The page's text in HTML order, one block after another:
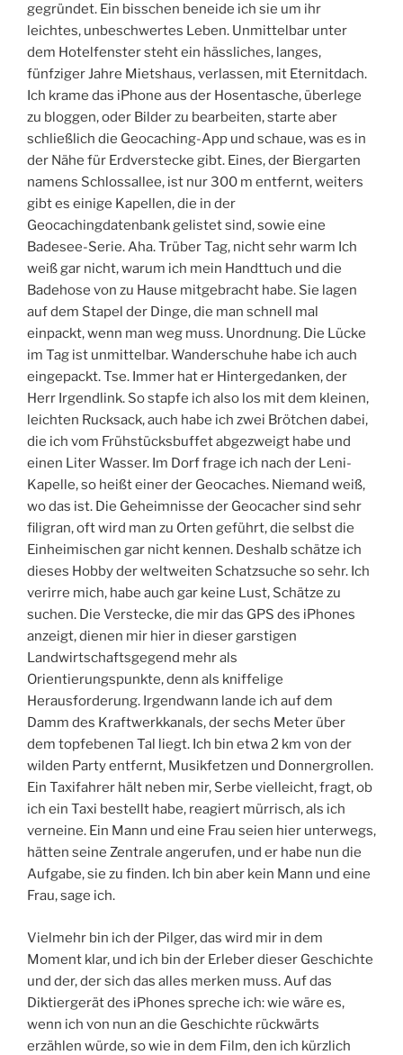
gegründet. Ein bisschen beneide ich sie um ihr
leichtes, unbeschwertes Leben. Unmittelbar unter
dem Hotelfenster steht ein hässliches, langes,
fünfziger Jahre Mietshaus, verlassen, mit Eternitdach.
Ich krame das iPhone aus der Hosentasche, überlege
zu bloggen, oder Bilder zu bearbeiten, starte aber
schließlich die Geocaching-App und schaue, was es in
der Nähe für Erdverstecke gibt. Eines, der Biergarten
namens Schlossallee, ist nur 300 m entfernt, weiters
gibt es einige Kapellen, die in der
Geocachingdatenbank gelistet sind, sowie eine
Badesee-Serie. Aha. Trüber Tag, nicht sehr warm Ich
weiß gar nicht, warum ich mein Handttuch und die
Badehose von zu Hause mitgebracht habe. Sie lagen
auf dem Stapel der Dinge, die man schnell mal
einpackt, wenn man weg muss. Unordnung. Die Lücke
im Tag ist unmittelbar. Wanderschuhe habe ich auch
eingepackt. Tse. Immer hat er Hintergedanken, der
Herr Irgendlink. So stapfe ich also los mit dem kleinen,
leichten Rucksack, auch habe ich zwei Brötchen dabei,
die ich vom Frühstücksbuffet abgezweigt habe und
einen Liter Wasser. Im Dorf frage ich nach der Leni-
Kapelle, so heißt einer der Geocaches. Niemand weiß,
wo das ist. Die Geheimnisse der Geocacher sind sehr
filigran, oft wird man zu Orten geführt, die selbst die
Einheimischen gar nicht kennen. Deshalb schätze ich
dieses Hobby der weltweiten Schatzsuche so sehr. Ich
verirre mich, habe auch gar keine Lust, Schätze zu
suchen. Die Verstecke, die mir das GPS des iPhones
anzeigt, dienen mir hier in dieser garstigen
Landwirtschaftsgegend mehr als
Orientierungspunkte, denn als kniffelige
Herausforderung. Irgendwann lande ich auf dem
Damm des Kraftwerkkanals, der sechs Meter über
dem topfebenen Tal liegt. Ich bin etwa 2 km von der
wilden Party entfernt, Musikfetzen und Donnergrollen.
Ein Taxifahrer hält neben mir, Serbe vielleicht, fragt, ob
ich ein Taxi bestellt habe, reagiert mürrisch, als ich
verneine. Ein Mann und eine Frau seien hier unterwegs,
hätten seine Zentrale angerufen, und er habe nun die
Aufgabe, sie zu finden. Ich bin aber kein Mann und eine
Frau, sage ich.
Vielmehr bin ich der Pilger, das wird mir in dem
Moment klar, und ich bin der Erleber dieser Geschichte
und der, der sich das alles merken muss. Auf das
Diktiergerät des iPhones spreche ich: wie wäre es,
wenn ich von nun an die Geschichte rückwärts
erzählen würde, so wie in dem Film, den ich kürzlich